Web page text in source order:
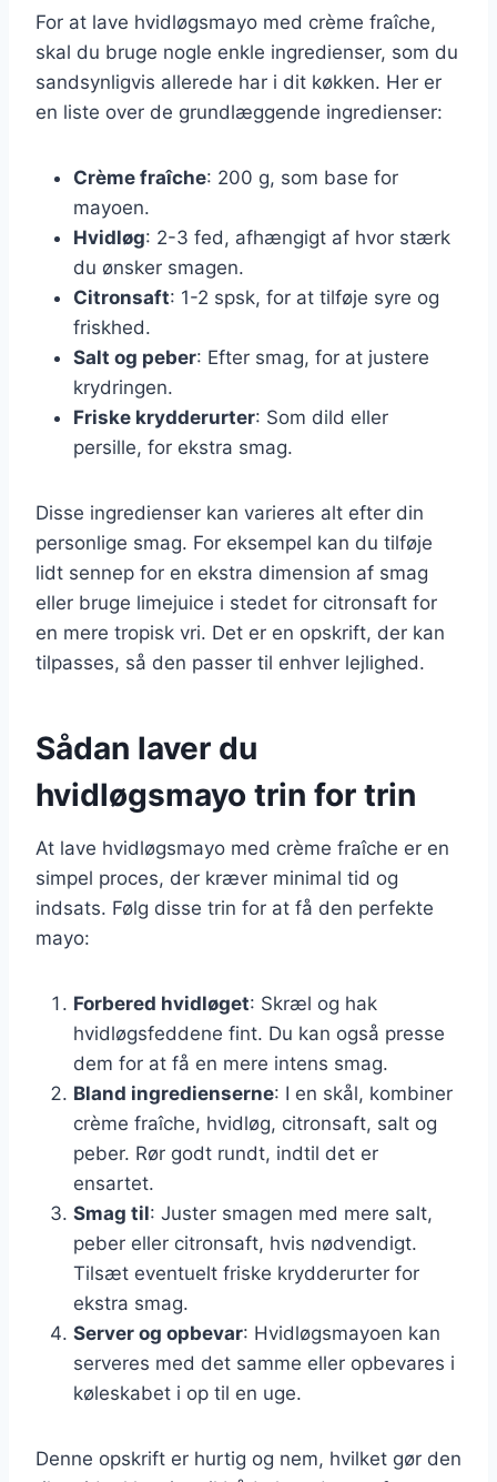
For at lave hvidløgsmayo med crème fraîche,
skal du bruge nogle enkle ingredienser, som du
sandsynligvis allerede har i dit køkken. Her er
en liste over de grundlæggende ingredienser:
Crème fraîche: 200 g, som base for
mayoen.
Hvidløg: 2-3 fed, afhængigt af hvor stærk
du ønsker smagen.
Citronsaft: 1-2 spsk, for at tilføje syre og
friskhed.
Salt og peber: Efter smag, for at justere
krydringen.
Friske krydderurter: Som dild eller
persille, for ekstra smag.
Disse ingredienser kan varieres alt efter din
personlige smag. For eksempel kan du tilføje
lidt sennep for en ekstra dimension af smag
eller bruge limejuice i stedet for citronsaft for
en mere tropisk vri. Det er en opskrift, der kan
tilpasses, så den passer til enhver lejlighed.
Sådan laver du
hvidløgsmayo trin for trin
At lave hvidløgsmayo med crème fraîche er en
simpel proces, der kræver minimal tid og
indsats. Følg disse trin for at få den perfekte
mayo:
Forbered hvidløget: Skræl og hak
hvidløgsfeddene fint. Du kan også presse
dem for at få en mere intens smag.
Bland ingredienserne: I en skål, kombiner
crème fraîche, hvidløg, citronsaft, salt og
peber. Rør godt rundt, indtil det er
ensartet.
Smag til: Juster smagen med mere salt,
peber eller citronsaft, hvis nødvendigt.
Tilsæt eventuelt friske krydderurter for
ekstra smag.
Server og opbevar: Hvidløgsmayoen kan
serveres med det samme eller opbevares i
køleskabet i op til en uge.
Denne opskrift er hurtig og nem, hvilket gør den